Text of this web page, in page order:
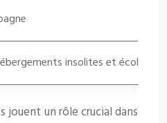
insolites et
jouent un rôle crucial dans